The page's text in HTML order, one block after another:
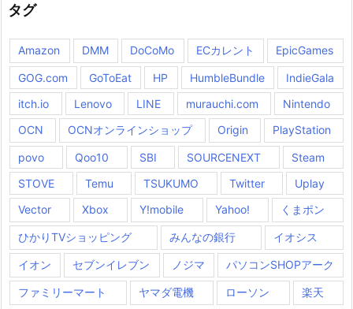
タグ
Amazon DMM DoCoMo ECカレント EpicGames
GOG.com GoToEat HP HumbleBundle
IndieGala
itch.io
Lenovo LINE murauchi.com
Nintendo
OCN
OCNオンラインショップ Origin PlayStation
povo Qoo10 SBI SOURCENEXT
Steam
STOVE
Temu TSUKUMO Twitter
Uplay
Vector
Xbox Y!mobile Yahoo! くまポン
ひかりTVショッピング みんなの銀行 イオシス
イオン セブンイレブン ノジマ パソコンSHOPアーク
ファミリーマート ヤマダ電機 ローソン 楽天